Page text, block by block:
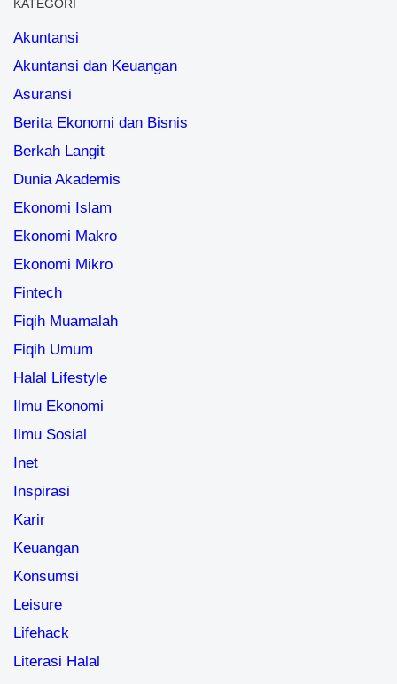
KATEGORI
Akuntansi
Akuntansi dan Keuangan
Asuransi
Berita Ekonomi dan Bisnis
Berkah Langit
Dunia Akademis
Ekonomi Islam
Ekonomi Makro
Ekonomi Mikro
Fintech
Fiqih Muamalah
Fiqih Umum
Halal Lifestyle
Ilmu Ekonomi
Ilmu Sosial
Inet
Inspirasi
Karir
Keuangan
Konsumsi
Leisure
Lifehack
Literasi Halal